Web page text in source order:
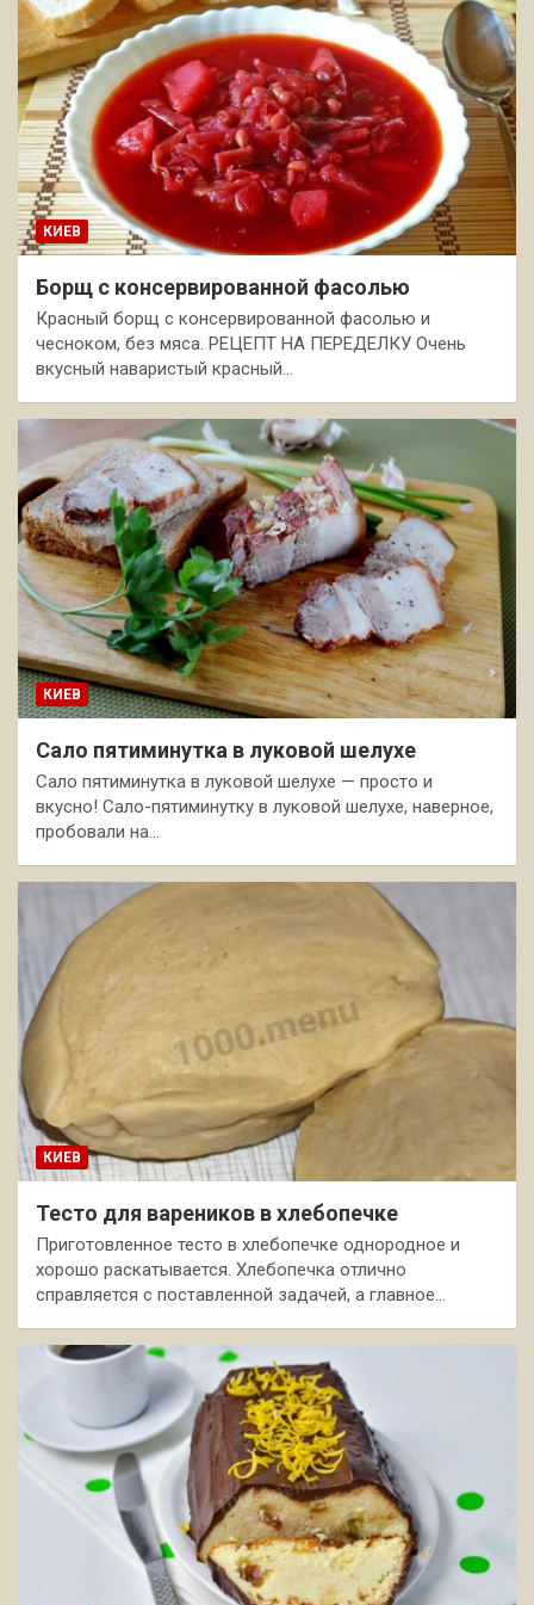
КИЕВ
Борщ с консервированной фасолью
Красный борщ с консервированной фасолью и
чесноком, без мяса. РЕЦЕПТ НА ПЕРЕДЕЛКУ Очень
вкусный наваристый красный…
КИЕВ
Сало пятиминутка в луковой шелухе
Сало пятиминутка в луковой шелухе — просто и
вкусно! Сало-пятиминутку в луковой шелухе, наверное,
пробовали на…
КИЕВ
Тесто для вареников в хлебопечке
Приготовленное тесто в хлебопечке однородное и
хорошо раскатывается. Хлебопечка отлично
справляется с поставленной задачей, а главное…